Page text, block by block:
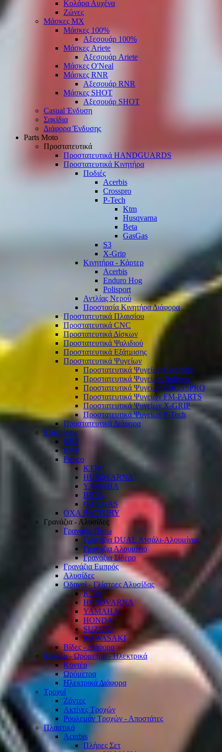
Κολάρα Αυχένα
Ζώνες
Μάσκες ΜΧ
Μάσκες 100%
Αξεσουάρ 100%
Μάσκες Ariete
Αξεσουάρ Ariete
Μάσκες O'Neal
Μάσκες RNR
Αξεσουάρ RNR
Μάσκες SHOT
Αξεσουάρ SHOT
Casual Ένδυση
Σακίδια
Διάφορα Ένδυσης
Parts Moto
Προστατευτικά
Προστατευτικά HANDGUARDS
Προστατευτικά Κινητήρα
Ποδιές
Acerbis
Crosspro
P-Tech
Ktm
Husqvarna
Beta
GasGas
S3
X-Grip
Κινητήρα - Κάρτερ
Acerbis
Enduro Hog
Polisport
Αντλίας Νερού
Προστασία Κινητήρα Διάφορα
Προστατευτικά Πλαισίου
Προστατευτικά CNC
Προστατευτικά Δίσκων
Προστατευτικά Ψαλιδιού
Προστατευτικά Εξάτμισης
Προστατευτικά Ψυγείων
Προστατευτικά Ψυγείων Carapaks
Προστατευτικά Ψυγείων Tedesco
Προστατευτικά Ψυγείων CROSSPRO
Προστατευτικά Ψυγείων FM-PARTS
Προστατευτικά Ψυγείων X-GRIP
Προστατευτικά Ψυγείων P-Tech
Προστατευτικά Διάφορα
Εξατμίσεις
DEP
FMF
Fresco
KTM
HUSQVARNA
YAMAHA
BETA
GAS GAS
OXA FACTORY
Γρανάζια - Αλυσίδες
Γρανάζια Πίσω
Γρανάζια DUAL Ατσάλι-Αλουμίνιο
Γρανάζια Αλουμίνιο
Γρανάζια Σίδερο
Γρανάζια Εμπρός
Αλυσίδες
Οδηγοί - Γλίστρες Αλυσίδας
KTM
HUSQVARNA
YAMAHA
HONDA
SUZUKI
KAWASAKI
Βίδες - Διάφορα
Κοντέρ - Ωρόμετρα - Ηλεκτρικά
Κοντέρ
Ωρόμετρα
Ηλεκτρικά Διάφορα
Τροχοί
Ζάντες
Ακτίνες Τροχών
Ρουλεμάν Τροχών - Αποστάτες
Πλαστικά
Acerbis
Πλήρες Σετ